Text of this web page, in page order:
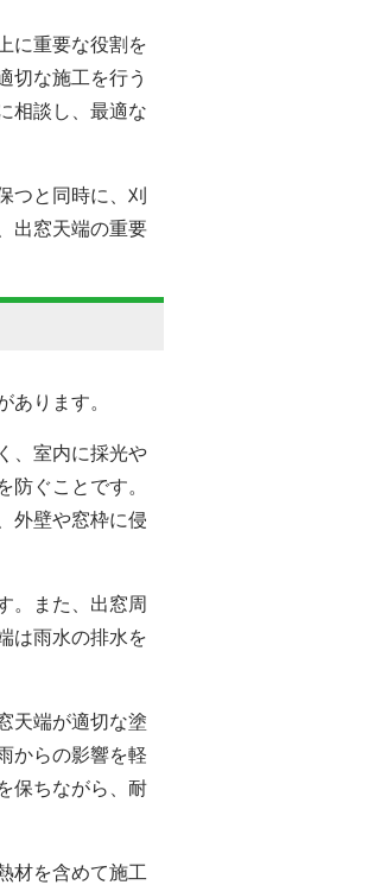
に重要な役割を
切な施工を行う
相談し、最適な
つと同時に、刈
出窓天端の重要
あります。
、室内に採光や
ぐことです。
外壁や窓枠に侵
。また、出窓周
は雨水の排水を
天端が適切な塗
からの影響を軽
保ちながら、耐
材を含めて施工